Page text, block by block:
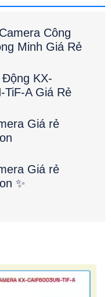
Công
Minh Giá Rẻ
KX-
TiF-A Giá Rẻ
Giá rẻ
Giá rẻ
✨